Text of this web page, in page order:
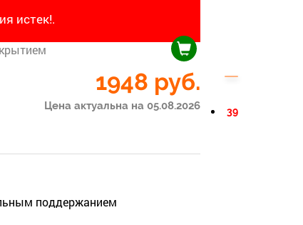
истек!.
1948 руб.
Цена актуальна на 05.08.2026
поддержанием
39